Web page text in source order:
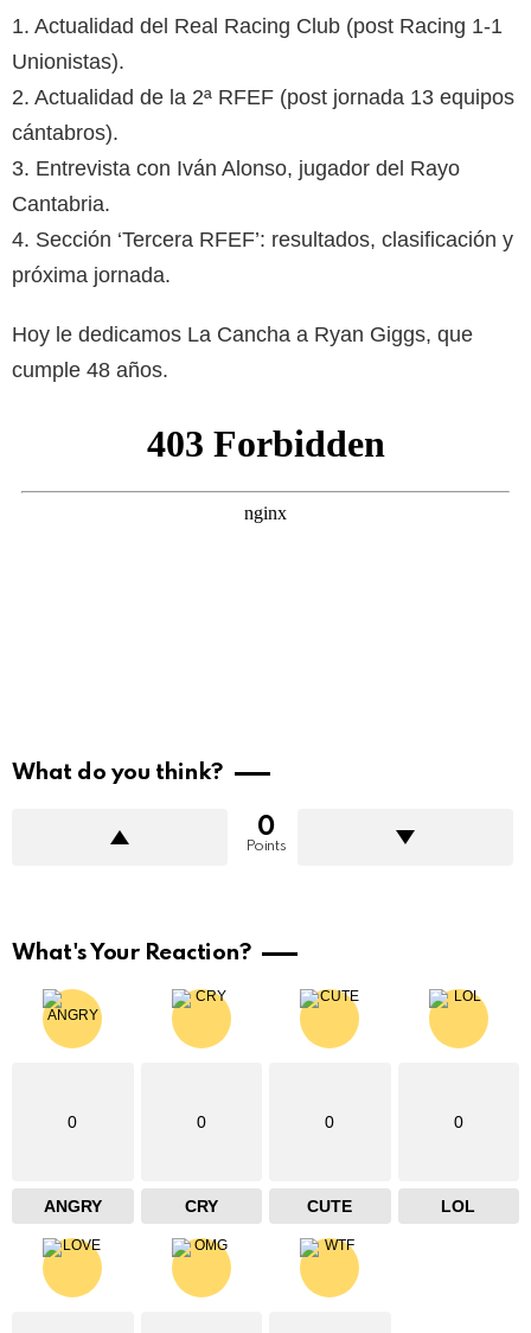
1. Actualidad del Real Racing Club (post Racing 1-1
Unionistas).
2. Actualidad de la 2ª RFEF (post jornada 13 equipos
cántabros).
3. Entrevista con Iván Alonso, jugador del Rayo
Cantabria.
4. Sección ‘Tercera RFEF’: resultados, clasificación y
próxima jornada.
Hoy le dedicamos La Cancha a Ryan Giggs, que
cumple 48 años.
What do you think?
0
Points
What's Your Reaction?
0
ANGRY
0
CRY
0
CUTE
0
LOL